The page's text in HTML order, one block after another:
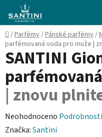
obsah
Domů
/Parfémy/Pánské parfémy/
parfémovaná voda pro muže |
SANTINI
| znovu
Průměrné
hodnocení
Neohodnoceno
Značka:Santini